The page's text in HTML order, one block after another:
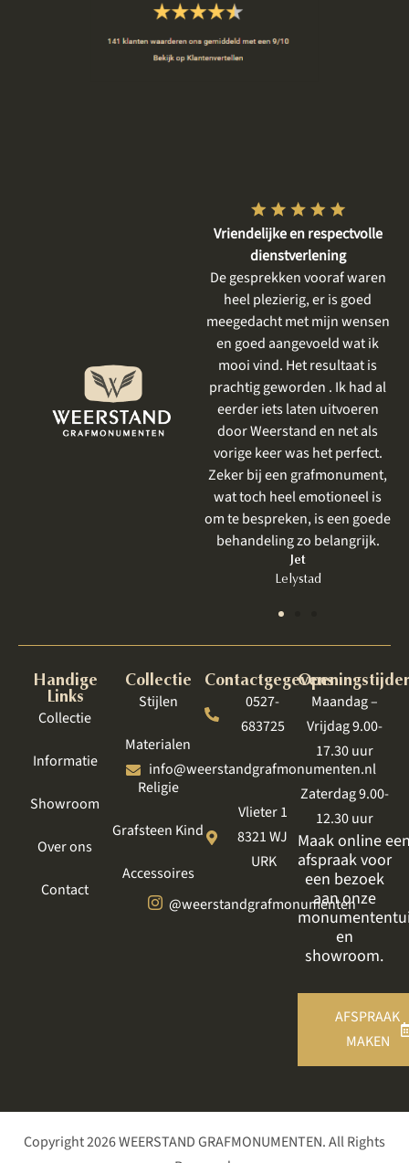
was prachtig.
Apeldoorn
Vriendelijke en respectvolle
dienstverlening
De gesprekken vooraf waren
heel plezierig, er is goed
meegedacht met mijn wensen
en goed aangevoeld wat ik
mooi vind. Het resultaat is
prachtig geworden . Ik had al
eerder iets laten uitvoeren
door Weerstand en net als
vorige keer was het perfect.
Zeker bij een grafmonument,
wat toch heel emotioneel is
om te bespreken, is een goede
behandeling zo belangrijk.
Lelystad
Wij
haar
kleur
Handige
Links
Collectie
Informatie
Showroom
Over ons
Contact
Collectie
Stijlen
Materialen
Religie
Grafsteen Kind
Accessoires
Contactgegevens
0527-
683725
info@weerstandgrafmonumenten.nl
Vlieter 1
8321 WJ
URK
@weerstandgrafmonumenten
Maandag –
Vrijdag 9.00-
17.30 uur
Zaterdag 9.00-
12.30 uur
Maak online
afspraak voor
een bezoek
aan onze
en
showroom.
AFSPRAAK
MAKEN
Copyright 2026 WEERSTAND GRAFMONUMENTEN. All Rights